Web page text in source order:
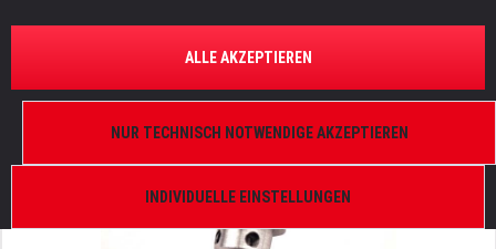
INDIVIDUELLE EINSTELLUNGEN
NUR TECHNISCH NOTWENDIGE AKZEPTIEREN
ALLE AKZEPTIEREN